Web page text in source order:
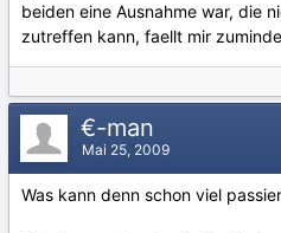
beiden eine Ausnahme war, die
zutreffen kann, faellt mir
€-man
Mai 25, 2009
Was kann denn schon viel